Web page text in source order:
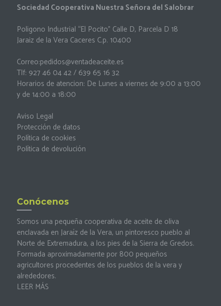
Sociedad Cooperativa Nuestra Señora del Salobrar
Poligono Industrial “El Pocito” Calle D, Parcela D 18
Jaraiz de la Vera Caceres C.p. 10400
Correo:pedidos@ventadeaceite.es
Tlf: 927 46 04 42 / 639 65 16 32
Horarios de atencion: De Lunes a viernes de 9:00 a 13:00
y de 14:00 a 18:00
Aviso Legal
Protección de datos
Política de cookies
Política de devolución
Conócenos
Somos una pequeña cooperativa de aceite de oliva
enclavada en Jaraíz de la Vera, un pintoresco pueblo al
Norte de Extremadura, a los pies de la Sierra de Gredos.
Formada aproximadamente por 800 pequeños
agricultores procedentes de los pueblos de la vera y
alrededores.
LEER MÁS